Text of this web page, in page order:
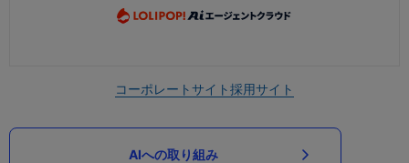
コーポレートサイト採用サイト
AIへの取り組み